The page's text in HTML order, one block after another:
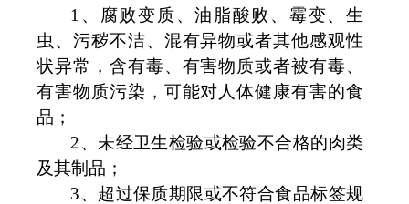
1 、腐败变质、油脂酸败、霉变、生
虫、污秽不洁、混有异物或者其他感观性
状异常，含有毒、有害物质或者被有毒、
有害物质污染，可能对人体健康有害的食
品；
2、未经卫生检验或检验不合格的肉类
及其制品；
3、超过保质期限或不符合食品标签规